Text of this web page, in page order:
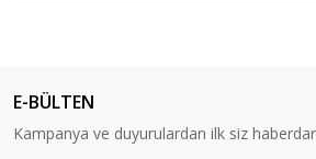
E-BÜLTEN
Kampanya ve duyurulardan ilk siz